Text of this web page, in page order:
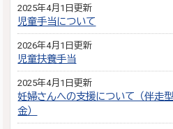
2025年4月1日更新
児童手当について
2026年4月1日更新
児童扶養手当
2025年4月1日更新
妊婦さんへの支援について（伴走
金）